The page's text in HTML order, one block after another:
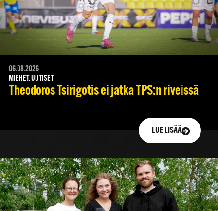
06.08.2026
MIEHET, UUTISET
Theodoros Tsirigotis ei jatka TPS:n riveissä
LUE LISÄÄ